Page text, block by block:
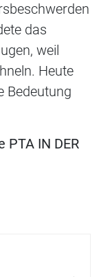
das
weil
Heute
Bedeutung
PTA IN DER